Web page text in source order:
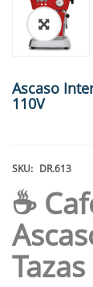
🔍
Ascaso
110V
SKU: DR.613
☕